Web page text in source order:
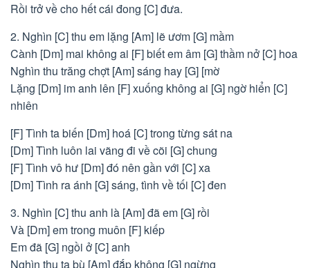
Rồi trở về cho hết cái đong [C] đưa.
2. Nghìn [C] thu em lặng [Am] lẽ ươm [G] mầm
Cành [Dm] mai không ai [F] biết em âm [G] thầm nở [C] hoa
Nghìn thu trăng chợt [Am] sáng hay [G] [mờ
Lặng [Dm] im anh lên [F] xuống không ai [G] ngờ hiển [C]
nhiên
[F] Tình ta biến [Dm] hoá [C] trong từng sát na
[Dm] Tình luôn lai vãng đi về cõi [G] chung
[F] Tình vô hư [Dm] đó nên gần với [C] xa
[Dm] Tình ra ánh [G] sáng, tình về tối [C] đen
3. Nghìn [C] thu anh là [Am] đã em [G] rồi
Và [Dm] em trong muôn [F] kiếp
Em đã [G] ngồi ở [C] anh
Nghìn thu ta bù [Am] đắp không [G] ngừng